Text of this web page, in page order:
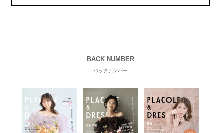
BACK NUMBER
バックナンバー